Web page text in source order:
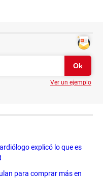
Ver un ejemplo
explicó lo que es
para comprar más en